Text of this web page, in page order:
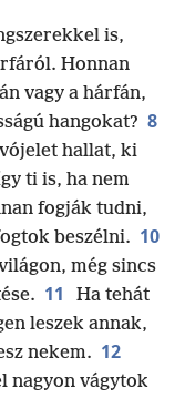
is,
Honnan
vagy a hárfán,
hangokat? 8
hallat, ki
ti is, ha nem
fogják tudni,
beszélni. 10
még sincs
11
Ha tehát
leszek annak,
nekem. 12
nagyon vágytok